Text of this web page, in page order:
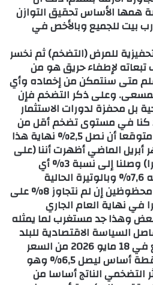
همها الأساس تحقيق التوازن
بيت للجميع وبالأخص في
للمرض (التضخم) ثم نخسر
تبعاته لإطفاء حريق هو من
متى سنتمكن من إخماده وأي
وعلى ذكر التضخم فإن
بل محفزة لدورات الاستثمار
كنا في مستوى تضخم أقل من
2% العام الماضي وكان متوقعا أن نصل 2,5% نهاية هذا
الماضي أظهرت أننا (على
أساس آخر اثني عشر شهرا) وصلنا إلى نسبة 3% أي
بالانزلاق السنوي ما نسبته 7,6% وبالوتيرة الحالية
والسياق الحالي سنكون محظوظين إن لم نتجاوز 8% على
نهاية العام الجاري
وهذا جد مستغرب لما يمثله
السياسة الاقتصادية للبلد
فنجد البنك المركزي يرفع في 18 مايو 2026 من السعر
المركزي للفائدة ب 50 نقطة أساس ليصل 6,5% وهو
التضخمي الناتج أساسا من